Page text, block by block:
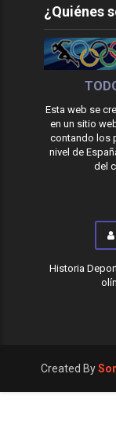
¿Quiénes
Esta web se
en un sitio
contando los
nivel de
del
Historia
Created By